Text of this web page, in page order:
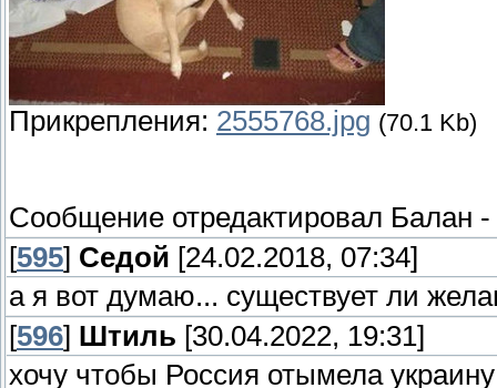
Прикрепления: 2555768.jpg (70.1 Kb)
Сообщение отредактировал Балан -
[595] Седой [24.02.2018, 07:34]
а я вот думаю... существует ли
[596] Штиль [30.04.2022, 19:31]
хочу чтобы Россия отымела